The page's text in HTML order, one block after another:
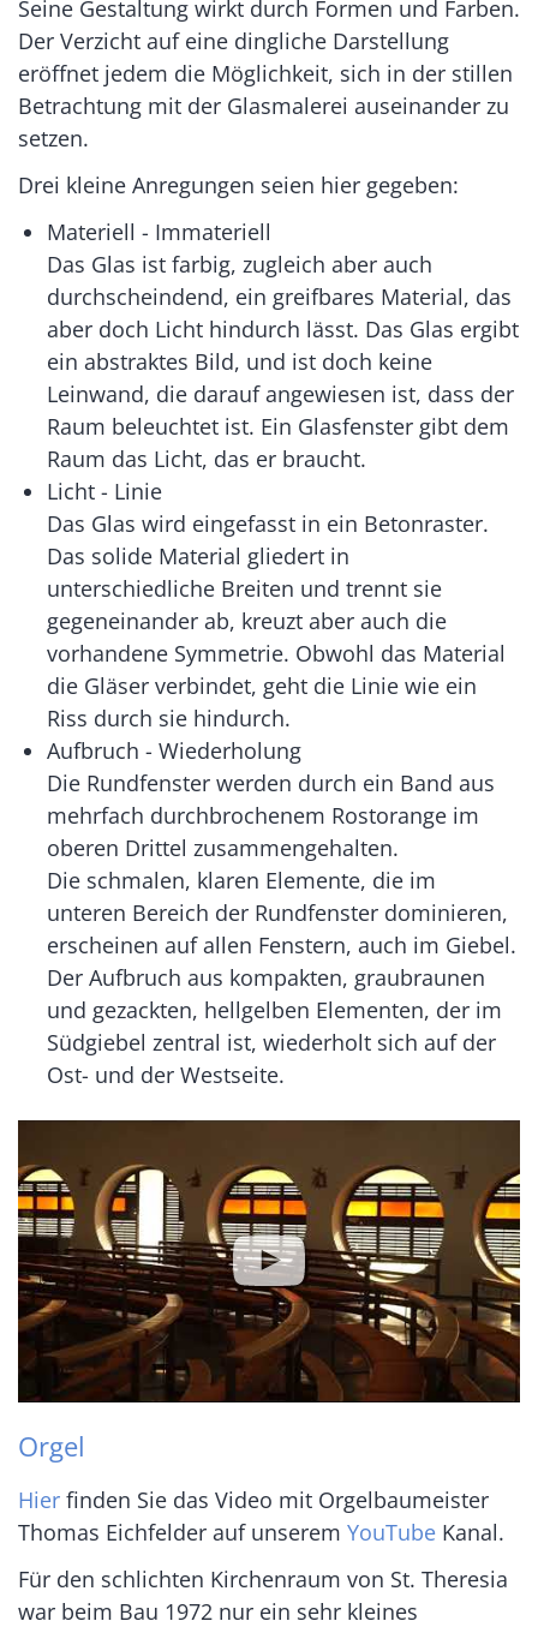
Seine Gestaltung wirkt durch Formen und Farben.
Der Verzicht auf eine dingliche Darstellung
eröffnet jedem die Möglichkeit, sich in der stillen
Betrachtung mit der Glasmalerei auseinander zu
setzen.
Drei kleine Anregungen seien hier gegeben:
Materiell - Immateriell
Das Glas ist farbig, zugleich aber auch
durchscheindend, ein greifbares Material, das
aber doch Licht hindurch lässt. Das Glas ergibt
ein abstraktes Bild, und ist doch keine
Leinwand, die darauf angewiesen ist, dass der
Raum beleuchtet ist. Ein Glasfenster gibt dem
Raum das Licht, das er braucht.
Licht - Linie
Das Glas wird eingefasst in ein Betonraster.
Das solide Material gliedert in
unterschiedliche Breiten und trennt sie
gegeneinander ab, kreuzt aber auch die
vorhandene Symmetrie. Obwohl das Material
die Gläser verbindet, geht die Linie wie ein
Riss durch sie hindurch.
Aufbruch - Wiederholung
Die Rundfenster werden durch ein Band aus
mehrfach durchbrochenem Rostorange im
oberen Drittel zusammengehalten.
Die schmalen, klaren Elemente, die im
unteren Bereich der Rundfenster dominieren,
erscheinen auf allen Fenstern, auch im Giebel.
Der Aufbruch aus kompakten, graubraunen
und gezackten, hellgelben Elementen, der im
Südgiebel zentral ist, wiederholt sich auf der
Ost- und der Westseite.
Orgel
Hier finden Sie das Video mit Orgelbaumeister
Thomas Eichfelder auf unserem YouTube Kanal.
Für den schlichten Kirchenraum von St. Theresia
war beim Bau 1972 nur ein sehr kleines